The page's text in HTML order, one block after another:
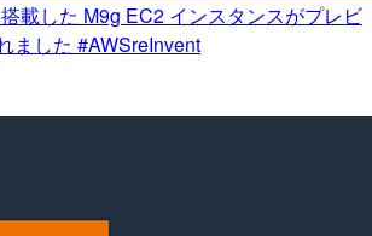
載した M9g EC2 インスタンスがプレビ
ました #AWSreInvent